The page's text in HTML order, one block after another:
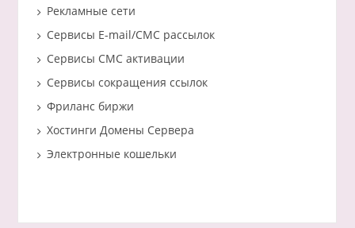
Рекламные сети
Сервисы E-mail/СМС рассылок
Сервисы СМС активации
Сервисы сокращения ссылок
Фриланс биржи
Хостинги Домены Сервера
Электронные кошельки